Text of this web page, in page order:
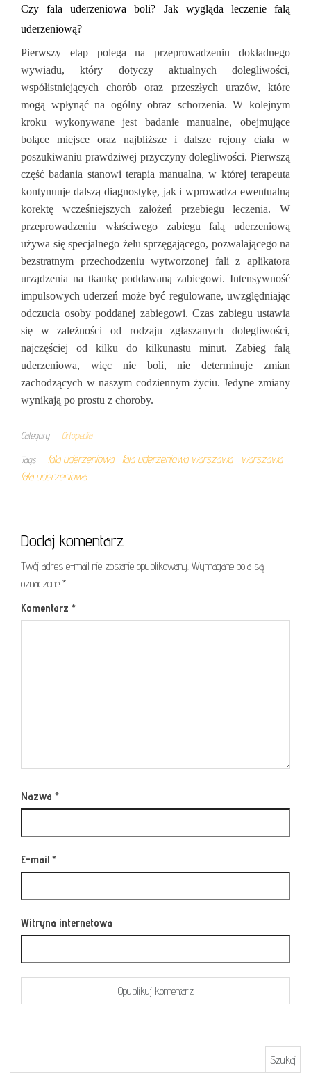
Czy fala uderzeniowa boli? Jak wygląda leczenie falą
uderzeniową?
Pierwszy etap polega na przeprowadzeniu dokładnego
wywiadu, który dotyczy aktualnych dolegliwości,
współistniejących chorób oraz przeszłych urazów, które
mogą wpłynąć na ogólny obraz schorzenia. W kolejnym
kroku wykonywane jest badanie manualne, obejmujące
bolące miejsce oraz najbliższe i dalsze rejony ciała w
poszukiwaniu prawdziwej przyczyny dolegliwości. Pierwszą
część badania stanowi terapia manualna, w której terapeuta
kontynuuje dalszą diagnostykę, jak i wprowadza ewentualną
korektę wcześniejszych założeń przebiegu leczenia. W
przeprowadzeniu właściwego zabiegu falą uderzeniową
używa się specjalnego żelu sprzęgającego, pozwalającego na
bezstratnym przechodzeniu wytworzonej fali z aplikatora
urządzenia na tkankę poddawaną zabiegowi. Intensywność
impulsowych uderzeń może być regulowane, uwzględniając
odczucia osoby poddanej zabiegowi. Czas zabiegu ustawia
się w zależności od rodzaju zgłaszanych dolegliwości,
najczęściej od kilku do kilkunastu minut. Zabieg falą
uderzeniowa, więc nie boli, nie determinuje zmian
zachodzących w naszym codziennym życiu. Jedyne zmiany
wynikają po prostu z choroby.
Category Ortopedia
Tags fala uderzeniowa fala uderzeniowa warszawa
warszawa
fala uderzeniowa
Dodaj komentarz
Twój adres e-mail nie zostanie opublikowany. Wymagane pola są
oznaczone *
Komentarz *
Nazwa *
E-mail *
Witryna internetowa